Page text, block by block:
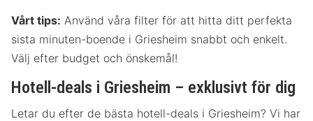
Vårt tips: Använd våra filter för att hitta ditt perfekta
sista minuten-boende i Griesheim snabbt och enkelt.
Välj efter budget och önskemål!
Hotell-deals i Griesheim – exklusivt för dig
Letar du efter de bästa hotell-deals i Griesheim? Vi har